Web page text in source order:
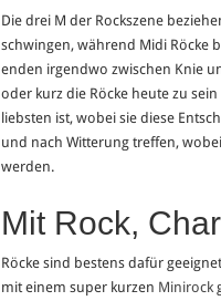
Die drei M der Rockszene
schwingen, während Midi Röcke
enden irgendwo zwischen Knie
oder kurz die Röcke heute zu
liebsten ist, wobei sie diese
und nach Witterung treffen,
werden.
Mit Rock,
Röcke sind bestens dafür
mit einem super kurzen Minirock